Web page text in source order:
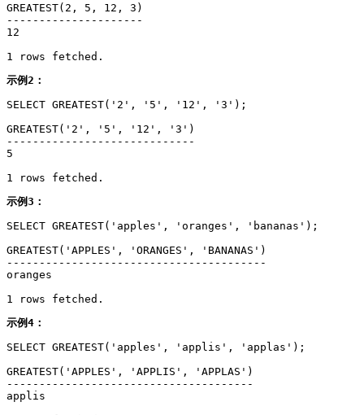
GREATEST(2, 5, 12, 3)
---------------------
12
1 rows fetched.
示例2：
SELECT GREATEST('2', '5', '12', '3');
GREATEST('2', '5', '12', '3')
-----------------------------
5
1 rows fetched.
示例3：
SELECT GREATEST('apples', 'oranges', 'bananas');
GREATEST('APPLES', 'ORANGES', 'BANANAS')
----------------------------------------
oranges
1 rows fetched.
示例4：
SELECT GREATEST('apples', 'applis', 'applas');
GREATEST('APPLES', 'APPLIS', 'APPLAS')
--------------------------------------
applis